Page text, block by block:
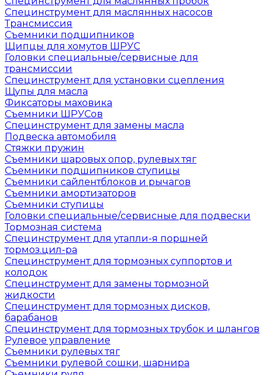
Специнструмент для маслянных насосов
Трансмиссия
Съемники подшипников
Щипцы для хомутов ШРУС
Головки специальные/сервисные для
трансмиссии
Специнструмент для установки сцепления
Щупы для масла
Фиксаторы маховика
Съемники ШРУСов
Специнструмент для замены масла
Подвеска автомобиля
Стяжки пружин
Съемники шаровых опор, рулевых тяг
Съемники подшипников ступицы
Съемники сайлентблоков и рычагов
Съемники амортизаторов
Съемники ступицы
Головки специальные/сервисные для подвески
Тормозная система
Специнструмент для утапли-я поршней
тормоз.цил-ра
Специнструмент для тормозных суппортов и
колодок
Специнструмент для замены тормозной
жидкости
Специнструмент для тормозных дисков,
барабанов
Специнструмент для тормозных трубок и шлангов
Рулевое управление
Съемники рулевых тяг
Съемники рулевой сошки, шарнира